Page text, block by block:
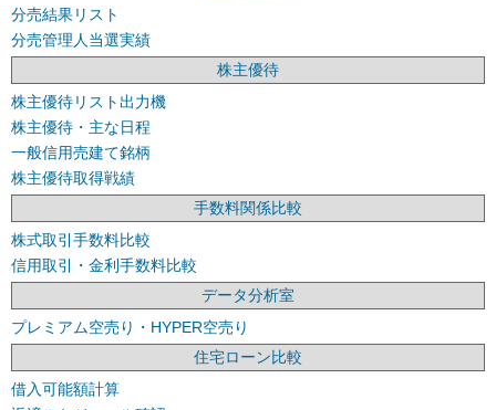
分売結果リスト
分売管理人当選実績
株主優待
株主優待リスト出力機
株主優待・主な日程
一般信用売建て銘柄
株主優待取得戦績
手数料関係比較
株式取引手数料比較
信用取引・金利手数料比較
データ分析室
プレミアム空売り・HYPER空売り
住宅ローン比較
借入可能額計算